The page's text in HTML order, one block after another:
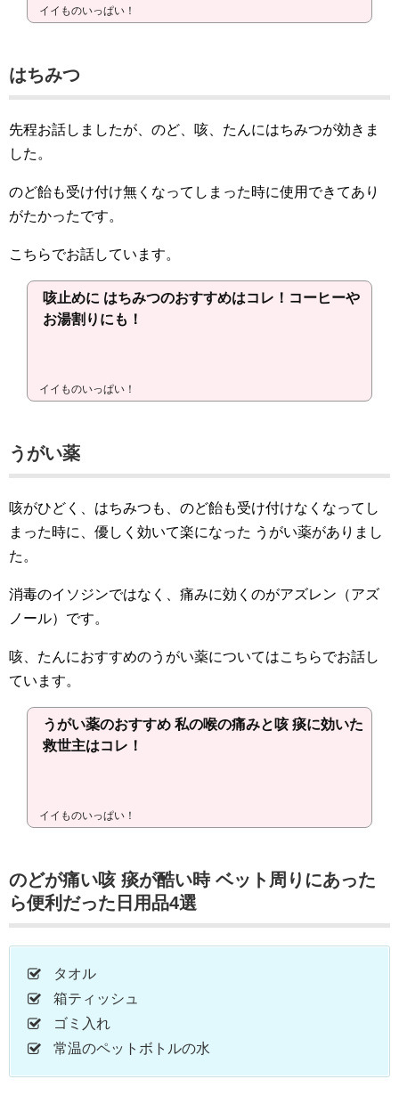
イイものいっぱい！
はちみつ
先程お話しましたが、のど、咳、たんにはちみつが効きま
した。
のど飴も受け付け無くなってしまった時に使用できてあり
がたかったです。
こちらでお話しています。
咳止めに はちみつのおすすめはコレ！コーヒーや
お湯割りにも！
イイものいっぱい！
うがい薬
咳がひどく、はちみつも、のど飴も受け付けなくなってし
まった時に、優しく効いて楽になった うがい薬がありまし
た。
消毒のイソジンではなく、痛みに効くのがアズレン（アズ
ノール）です。
咳、たんにおすすめのうがい薬についてはこちらでお話し
ています。
うがい薬のおすすめ 私の喉の痛みと咳 痰に効いた
救世主はコレ！
イイものいっぱい！
のどが痛い咳 痰が酷い時 ベット周りにあった
ら便利だった日用品4選
タオル
箱ティッシュ
ゴミ入れ
常温のペットボトルの水